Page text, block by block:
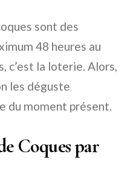
sont des
48 heures au
c’est la loterie. Alors,
les déguste
du moment présent.
Coques par